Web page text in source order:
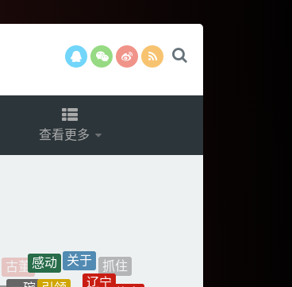
查看更多
引领大字
孩子 特首 律师建筑